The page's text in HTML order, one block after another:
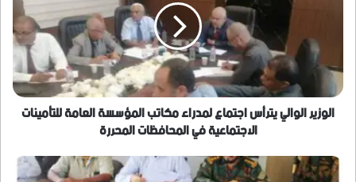
مكاتب
المؤسسة
العامة
للتأمينات
الاجتماعية
في
المحررة
الوزير الوالي يترأس اجتماع لمدراء مكاتب المؤسسة العامة للتأمينات
الاجتماعية في المحافظات المحررة
المكتب